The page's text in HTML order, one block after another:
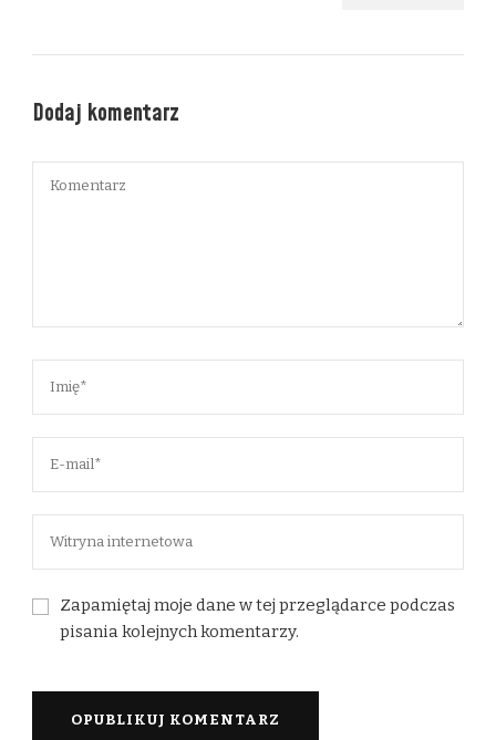
Dodaj komentarz
Zapamiętaj moje dane w tej przeglądarce podczas
pisania kolejnych komentarzy.